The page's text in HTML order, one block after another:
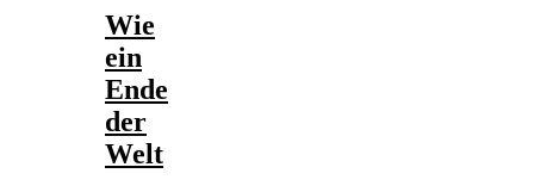
Wie
ein
Ende
der
Welt